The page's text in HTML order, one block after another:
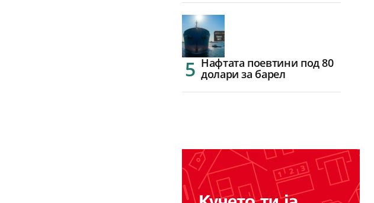
Нафтата поевтини под 80
долари за барел